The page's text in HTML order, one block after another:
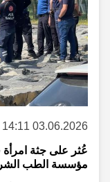
03.06.2026 14:11
عُثر على جثة امرأة
مؤسسة الطب